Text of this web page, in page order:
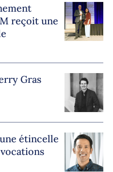
reçoit une
Gras
étincelle